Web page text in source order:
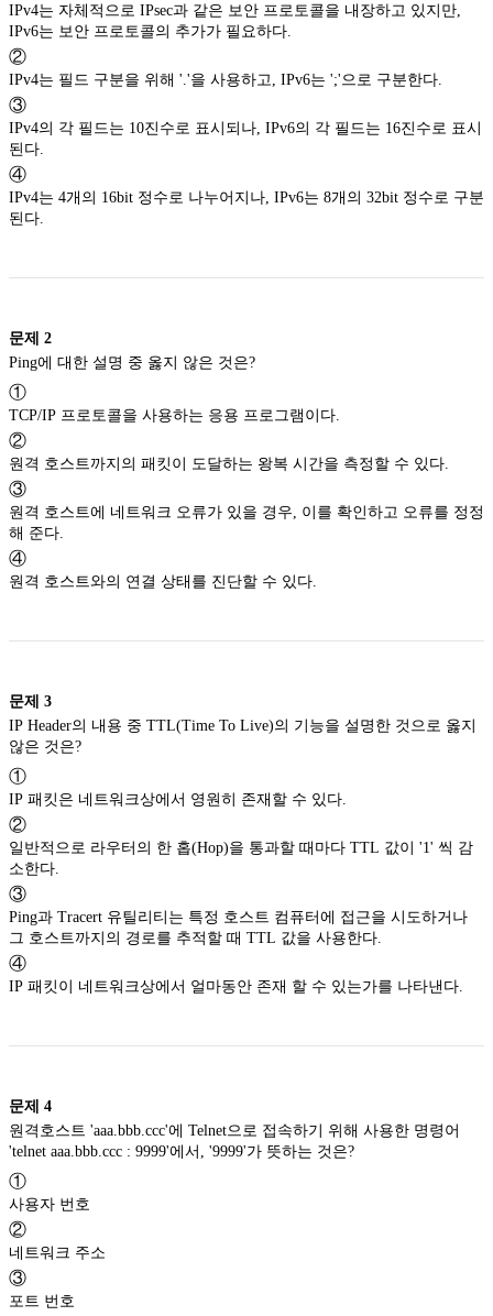
IPv4는 자체적으로 IPsec과 같은 보안 프로토콜을 내장하고 있지만,
IPv6는 보안 프로토콜의 추가가 필요하다.
②
IPv4는 필드 구분을 위해 '.'을 사용하고, IPv6는 ';'으로 구분한다.
③
IPv4의 각 필드는 10진수로 표시되나, IPv6의 각 필드는 16진수로 표시
된다.
④
IPv4는 4개의 16bit 정수로 나누어지나, IPv6는 8개의 32bit 정수로 구분
된다.
문제 2
①
TCP/IP 프로토콜을 사용하는 응용 프로그램이다.
②
원격 호스트까지의 패킷이 도달하는 왕복 시간을 측정할 수 있다.
③
원격 호스트에 네트워크 오류가 있을 경우, 이를 확인하고 오류를 정정
해 준다.
④
원격 호스트와의 연결 상태를 진단할 수 있다.
문제 3
IP Header의 내용 중 TTL(Time To Live)의 기능을 설명한 것으로 옳지
①
IP 패킷은 네트워크상에서 영원히 존재할 수 있다.
②
일반적으로 라우터의 한 홉(Hop)을 통과할 때마다 TTL 값이 '1' 씩 감
소한다.
③
Ping과 Tracert 유틸리티는 특정 호스트 컴퓨터에 접근을 시도하거나
그 호스트까지의 경로를 추적할 때 TTL 값을 사용한다.
④
IP 패킷이 네트워크상에서 얼마동안 존재 할 수 있는가를 나타낸다.
문제 4
원격호스트 'aaa.bbb.ccc'에 Telnet으로 접속하기 위해 사용한 명령어
①
사용자 번호
②
네트워크 주소
③
포트 번호